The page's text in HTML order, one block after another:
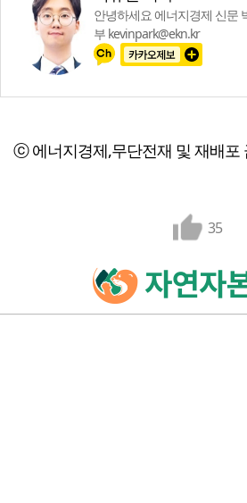
안녕하세요 에너지경제 신문
부 kevinpark@ekn.kr
ⓒ 에너지경제,무단전재 및 재배포
35